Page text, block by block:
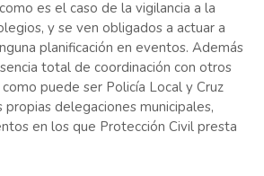
es el caso de la vigilancia a la
y se ven obligados a actuar a
planificación en eventos. Además
total de coordinación con otros
puede ser Policía Local y Cruz
propias delegaciones municipales,
en los que Protección Civil presta